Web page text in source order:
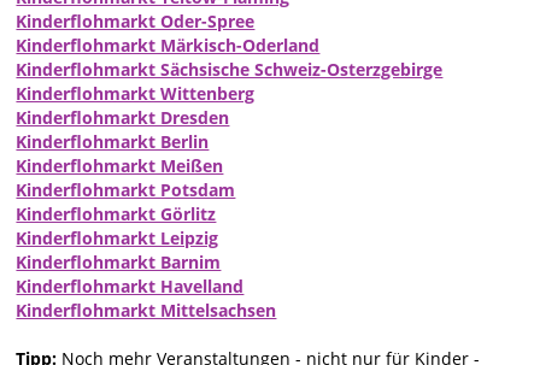
Kinderflohmarkt Oder-Spree
Kinderflohmarkt Märkisch-Oderland
Kinderflohmarkt Sächsische Schweiz-Osterzgebirge
Kinderflohmarkt Wittenberg
Kinderflohmarkt Dresden
Kinderflohmarkt Berlin
Kinderflohmarkt Meißen
Kinderflohmarkt Potsdam
Kinderflohmarkt Görlitz
Kinderflohmarkt Leipzig
Kinderflohmarkt Barnim
Kinderflohmarkt Havelland
Kinderflohmarkt Mittelsachsen
Tipp: Noch mehr Veranstaltungen - nicht nur für Kinder -